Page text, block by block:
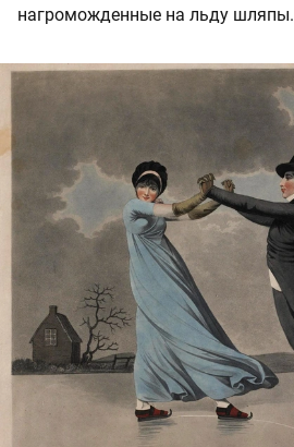
нагроможденные на льду шляпы.